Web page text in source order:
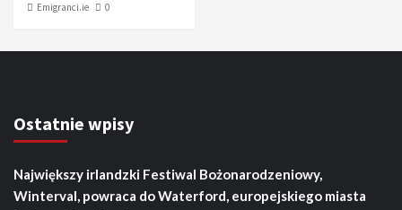
Emigranci.ie 0
Ostatnie wpisy
Największy irlandzki Festiwal Bożonarodzeniowy,
Winterval, powraca do Waterford, europejskiego miasta